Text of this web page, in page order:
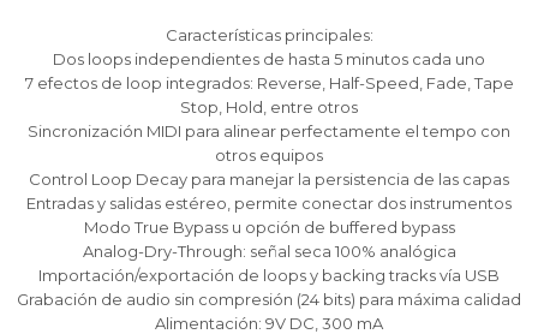
Características principales:
Dos loops independientes de hasta 5 minutos cada uno
7 efectos de loop integrados: Reverse, Half-Speed, Fade, Tape
Stop, Hold, entre otros
Sincronización MIDI para alinear perfectamente el tempo con
otros equipos
Control Loop Decay para manejar la persistencia de las capas
Entradas y salidas estéreo, permite conectar dos instrumentos
Modo True Bypass u opción de buffered bypass
Analog-Dry-Through: señal seca 100% analógica
Importación/exportación de loops y backing tracks vía USB
Grabación de audio sin compresión (24 bits) para máxima calidad
Alimentación: 9V DC, 300 mA
Continuar
Continuar
Continuar